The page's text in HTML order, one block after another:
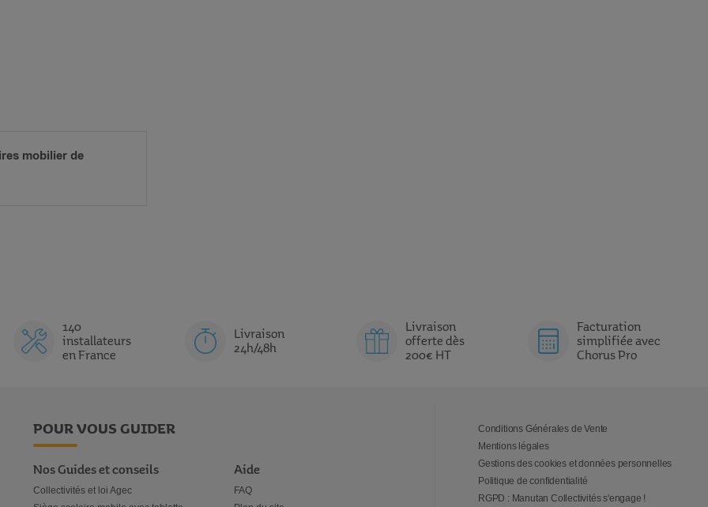
mobilier de
140
installateurs
en France
Livraison
24h/48h
Livraison
offerte dès
200€ HT
Facturation
simplifiée avec
Chorus Pro
POUR VOUS GUIDER
Nos Guides et conseils
Collectivités et loi Agec
Aide
FAQ
Conditions Générales de Vente
Mentions légales
Gestions des cookies et données personnelles
Politique de confidentialité
RGPD : Manutan Collectivités s'engage !